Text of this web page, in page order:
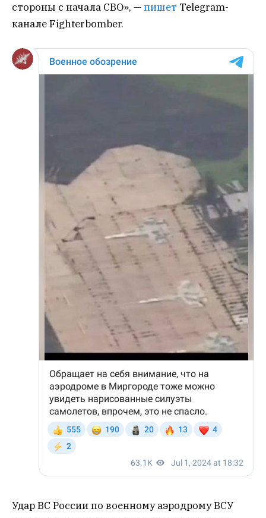
стороны с начала СВО», —пишет Telegram-
канале Fighterbomber.
Удар ВС России по военному аэродрому ВСУ